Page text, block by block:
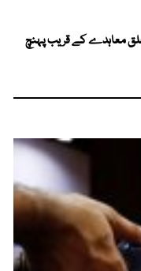
معاہدے کے قریب پہنچ